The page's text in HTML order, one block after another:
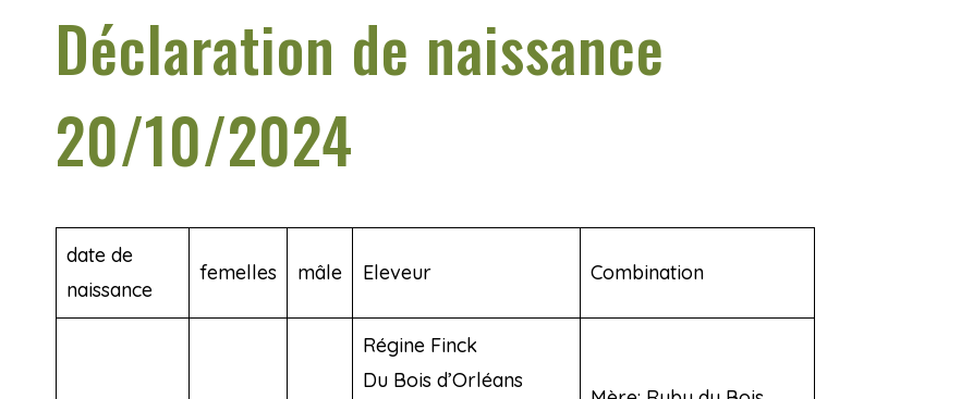
Déclaration de naissance
20/10/2024
date de
naissance
femelles mâle Eleveur Combination
Régine Finck
Du Bois d’Orléans